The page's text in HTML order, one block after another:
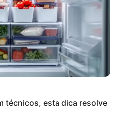
técnicos, esta dica resolve